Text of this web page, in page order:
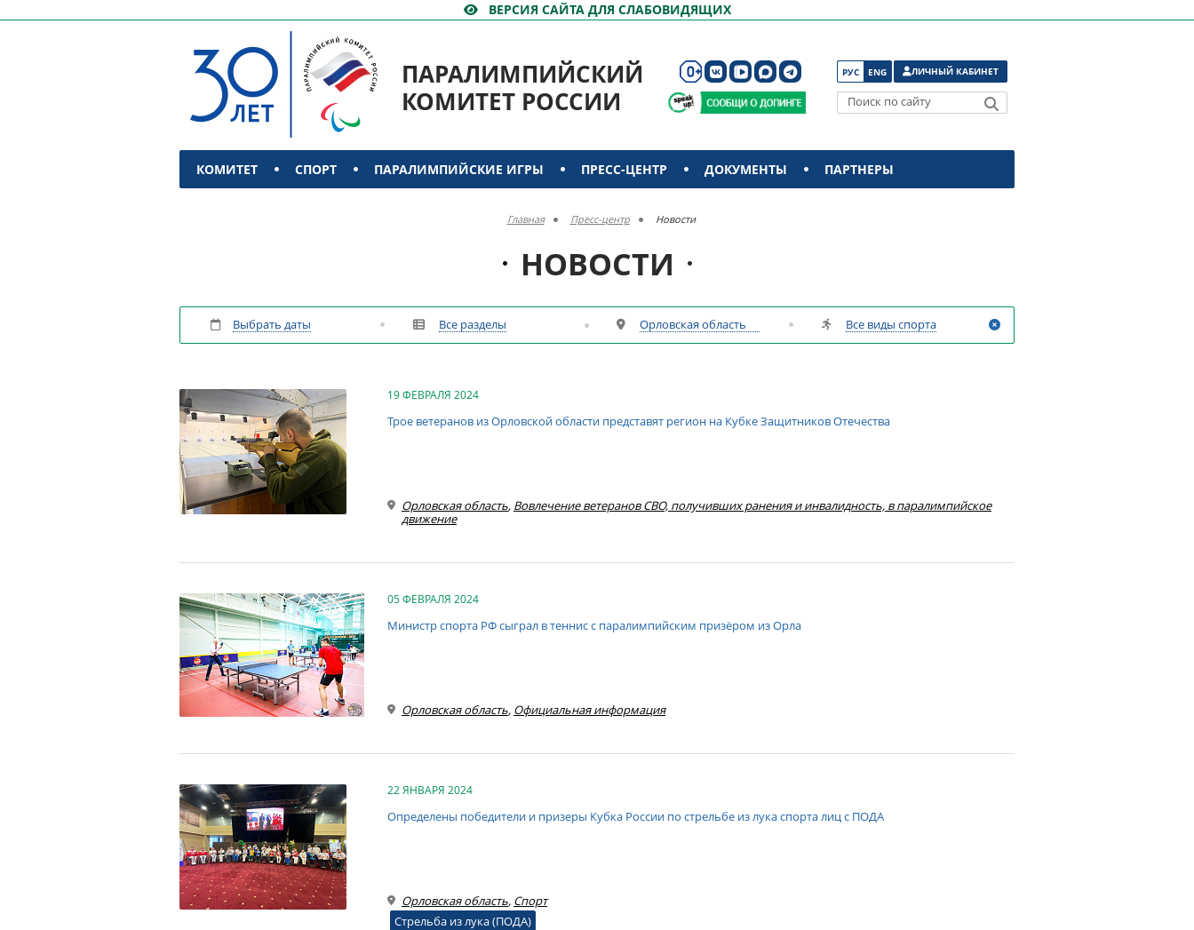
ВЕРСИЯ САЙТА ДЛЯ СЛАБОВИДЯЩИХ
ПАРАЛИМПИЙСКИЙ
КОМИТЕТ РОССИИ
РУС ENG ЛИЧНЫЙ КАБИНЕТ
Поиск по сайту
КОМИТЕТ СПОРТ ПАРАЛИМПИЙСКИЕ ИГРЫ ПРЕСС-ЦЕНТР ДОКУМЕНТЫ ПАРТНЕРЫ
Главная Пресс-центр Новости
НОВОСТИ
Выбрать даты Все разделы Орловская область Все виды спорта
19 ФЕВРАЛЯ 2024
Трое ветеранов из Орловской области представят регион на Кубке Защитников Отечества
Орловская область, Вовлечение ветеранов СВО, получивших ранения и инвалидность, в паралимпийское
движение
05 ФЕВРАЛЯ 2024
Министр спорта РФ сыграл в теннис с паралимпийским призёром из Орла
Орловская область, Официальная информация
22 ЯНВАРЯ 2024
Определены победители и призеры Кубка России по стрельбе из лука спорта лиц с ПОДА
Орловская область, Спорт
Стрельба из лука (ПОДА)